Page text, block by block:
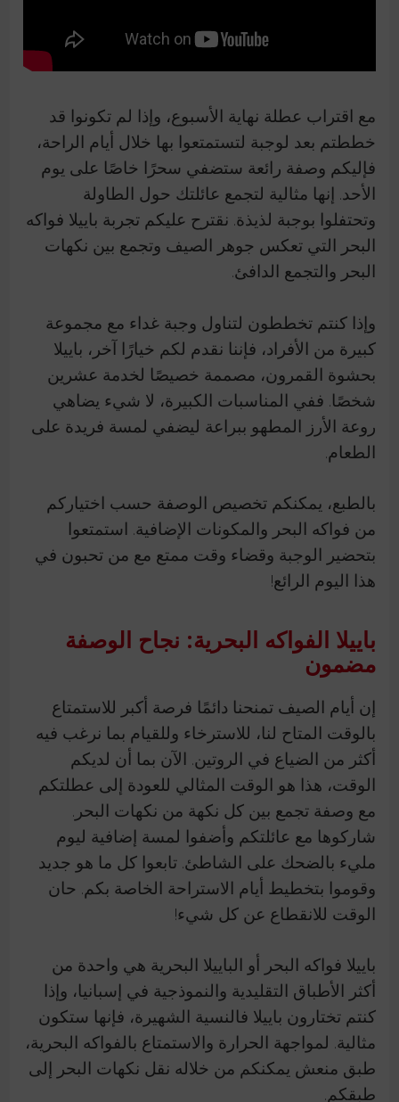
مع اقتراب عطلة نهاية الأسبوع، وإذا لم تكونوا قد
خططتم بعد لوجبة لتستمتعوا بها خلال أيام الراحة،
فإليكم وصفة رائعة ستضفي سحرًا خاصًا على يوم
الأحد. إنها مثالية لتجمع عائلتك حول الطاولة
وتحتفلوا بوجبة لذيذة. نقترح عليكم تجربة باييلا فواكه
البحر التي تعكس جوهر الصيف وتجمع بين نكهات
البحر والتجمع الدافئ.
وإذا كنتم تخططون لتناول وجبة غداء مع مجموعة
كبيرة من الأفراد، فإننا نقدم لكم خيارًا آخر، باييلا
بحشوة القمرون، مصممة خصيصًا لخدمة عشرين
شخصًا. ففي المناسبات الكبيرة، لا شيء يضاهي
روعة الأرز المطهو ببراعة ليضفي لمسة فريدة على
الطعام.
بالطبع، يمكنكم تخصيص الوصفة حسب اختياركم
من فواكه البحر والمكونات الإضافية. استمتعوا
بتحضير الوجبة وقضاء وقت ممتع مع من تحبون في
هذا اليوم الرائع!
باييلا الفواكه البحرية: نجاح الوصفة
مضمون
إن أيام الصيف تمنحنا دائمًا فرصة أكبر للاستمتاع
بالوقت المتاح لنا، للاسترخاء وللقيام بما نرغب فيه
أكثر من الضياع في الروتين. الآن بما أن لديكم
الوقت، هذا هو الوقت المثالي للعودة إلى عطلتكم
مع وصفة تجمع بين كل نكهة من نكهات البحر.
شاركوها مع عائلتكم وأضفوا لمسة إضافية ليوم
مليء بالضحك على الشاطئ. تابعوا كل ما هو جديد
وقوموا بتخطيط أيام الاستراحة الخاصة بكم. حان
الوقت للانقطاع عن كل شيء!
باييلا فواكه البحر أو الباييلا البحرية هي واحدة من
أكثر الأطباق التقليدية والنموذجية في إسبانيا، وإذا
كنتم تختارون باييلا فالنسية الشهيرة، فإنها ستكون
مثالية. لمواجهة الحرارة والاستمتاع بالفواكه البحرية،
طبق منعش يمكنكم من خلاله نقل نكهات البحر إلى
طبقكم.